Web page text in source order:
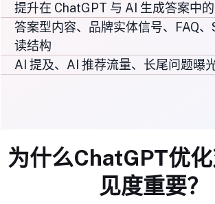
提升在 ChatGPT 与 AI 生成答案中
答案型内容、品牌实体信号、FAQ
读结构
AI 提及、AI 推荐流量、长尾问题曝
为什么ChatGPT优
见度重要？